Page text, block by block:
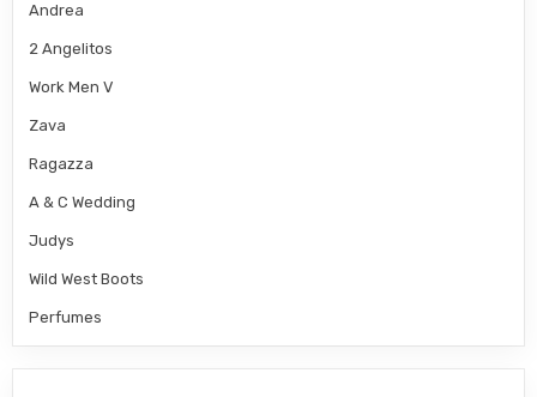
Andrea
2 Angelitos
Work Men V
Zava
Ragazza
A & C Wedding
Judys
Wild West Boots
Perfumes